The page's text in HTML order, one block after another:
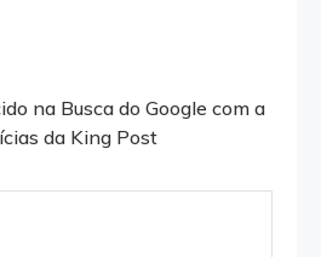
na Busca do Google com a
da King Post